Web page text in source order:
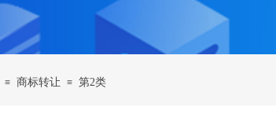
≡ 商标转让 ≡ 第2类